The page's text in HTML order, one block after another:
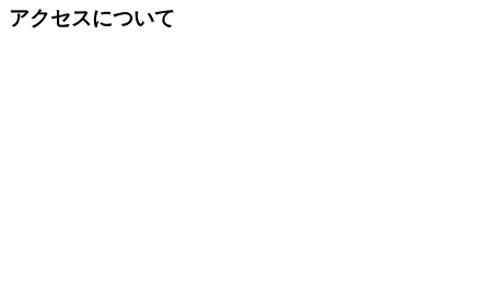
アクセスについて